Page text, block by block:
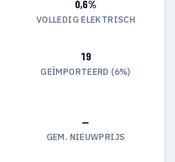
0,6%
VOLLEDIG ELEKTRISCH
19
GEÏMPORTEERD (6%)
—
GEM. NIEUWPRIJS